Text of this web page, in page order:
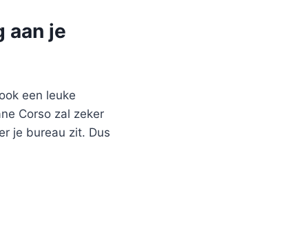
aan je
een leuke
Corso zal zeker
je bureau zit. Dus